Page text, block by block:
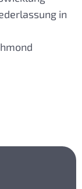
in